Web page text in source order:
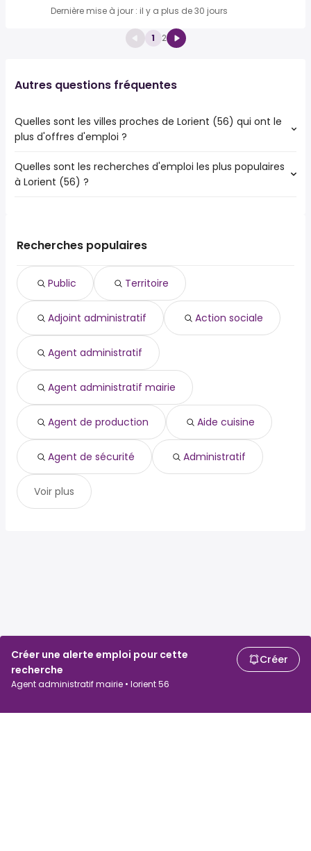
Créer une alerte emploi pour cette
recherche
Agent administratif mairie • lorient 56
Créer
Dernière mise à jour : il y a plus de 30 jours
1 2
Autres questions fréquentes
Quelles sont les villes proches de Lorient (56) qui ont le
plus d'offres d'emploi ?
Les 10 villes proches de Lorient (56) qui ont le plus d'offres
d'emploi sont :
Auray
Quéven
Larmor-Plage
Languidic
Pluvigner
Quelles sont les recherches d'emploi les plus populaires
à Lorient (56) ?
public
adjoint administratif
action sociale
agent administratif
agent administratif mairie
agent de production
aide cuisine
administratif
Recherches populaires
Public Territoire
Adjoint administratif Action sociale
Agent administratif
Agent administratif mairie
Agent de production Aide cuisine
Agent de sécurité Administratif
Voir plus